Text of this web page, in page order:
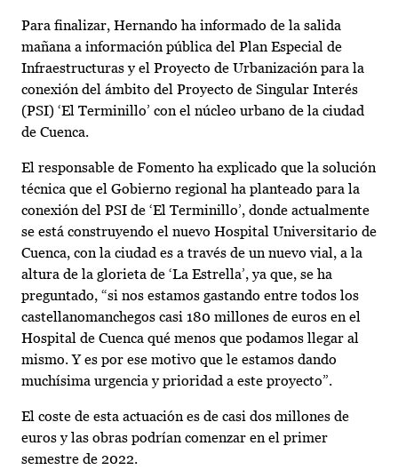
Para finalizar, Hernando ha informado de la salida
mañana a información pública del Plan Especial de
Infraestructuras y el Proyecto de Urbanización para la
conexión del ámbito del Proyecto de Singular Interés
(PSI) ‘El Terminillo’ con el núcleo urbano de la ciudad
de Cuenca.
El responsable de Fomento ha explicado que la solución
técnica que el Gobierno regional ha planteado para la
conexión del PSI de ‘El Terminillo’, donde actualmente
se está construyendo el nuevo Hospital Universitario de
Cuenca, con la ciudad es a través de un nuevo vial, a la
altura de la glorieta de ‘La Estrella’, ya que, se ha
preguntado, “si nos estamos gastando entre todos los
castellanomanchegos casi 180 millones de euros en el
Hospital de Cuenca qué menos que podamos llegar al
mismo. Y es por ese motivo que le estamos dando
muchísima urgencia y prioridad a este proyecto”.
El coste de esta actuación es de casi dos millones de
euros y las obras podrían comenzar en el primer
semestre de 2022.